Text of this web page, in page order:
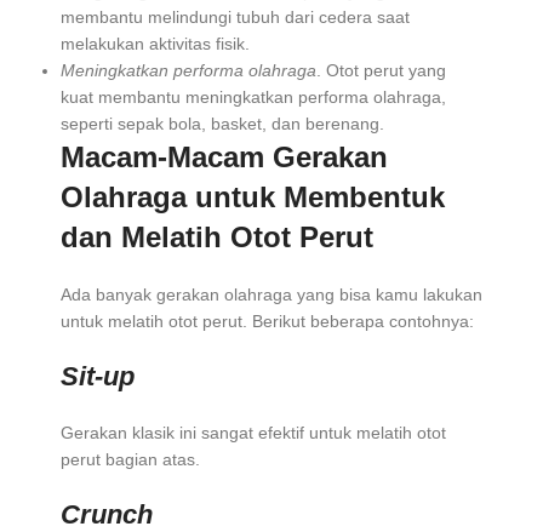
membantu melindungi tubuh dari cedera saat
melakukan aktivitas fisik.
Meningkatkan performa olahraga . Otot perut yang
kuat membantu meningkatkan performa olahraga,
seperti sepak bola, basket, dan berenang.
Macam-Macam Gerakan
Olahraga untuk Membentuk
dan Melatih Otot Perut
Ada banyak gerakan olahraga yang bisa kamu lakukan
untuk melatih otot perut. Berikut beberapa contohnya:
Sit-up
Gerakan klasik ini sangat efektif untuk melatih otot
perut bagian atas.
Crunch